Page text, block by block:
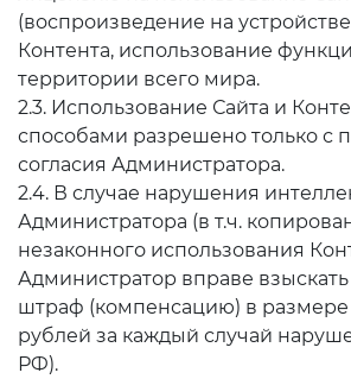
(воспроизведение на
Контента, использование
территории всего мира.
2.3. Использование Сайта и
способами разрешено только с
согласия Администратора.
2.4. В случае нарушения
Администратора (в т.ч.
незаконного использования
Администратор вправе взыскать
штраф (компенсацию) в размере
рублей за каждый случай
РФ).